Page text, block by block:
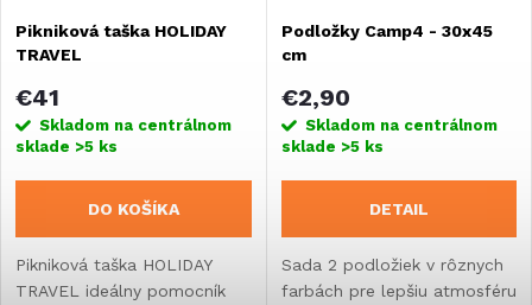
Pikniková taška HOLIDAY
TRAVEL
€41
Skladom na centrálnom
sklade >5 ks
DO KOŠÍKA
Pikniková taška HOLIDAY
TRAVEL ideálny pomocník
Podložky Camp4 - 30x45
cm
€2,90
Skladom na centrálnom
sklade >5 ks
DETAIL
Sada 2 podložiek v rôznych
farbách pre lepšiu atmosféru